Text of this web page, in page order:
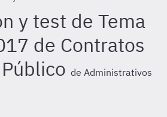
y test de Tema
de Contratos
de Administrativos